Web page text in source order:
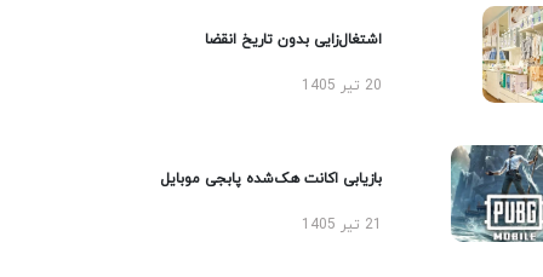
اشتغال‌زایی بدون تاریخ انقضا
20 تیر 1405
بازیابی اکانت هک‌شده پابجی موبایل